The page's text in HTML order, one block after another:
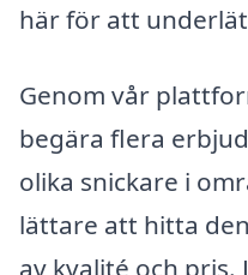
här för att
Genom vår
begära flera
olika snickare i
lättare att hitta